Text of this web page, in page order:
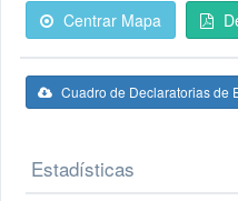
Centrar Mapa
Cuadro de Declaratorias de
Estadísticas